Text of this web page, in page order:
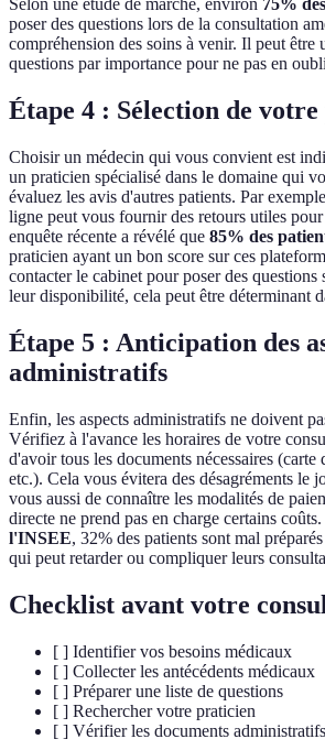
Selon une étude de marché, environ 75%
poser des questions lors de la consultation
compréhension des soins à venir. Il peut être
questions par importance pour ne pas en
Étape 4 : Sélection de
Choisir un médecin qui vous convient est
un praticien spécialisé dans le domaine qui
évaluez les avis d'autres patients. Par
ligne peut vous fournir des retours utiles
enquête récente a révélé que 85% des
praticien ayant un bon score sur ces
contacter le cabinet pour poser des questions
leur disponibilité, cela peut être déterminant
Étape 5 : Anticipation des
administratifs
Enfin, les aspects administratifs ne doivent
Vérifiez à l'avance les horaires de votre
d'avoir tous les documents nécessaires
etc.). Cela vous évitera des désagréments le
vous aussi de connaître les modalités de
directe ne prend pas en charge certains
l'INSEE, 32% des patients sont mal
qui peut retarder ou compliquer leurs
Checklist avant votre
[ ] Identifier vos besoins médicaux
[ ] Collecter les antécédents médicaux
[ ] Préparer une liste de questions
[ ] Rechercher votre praticien
[ ] Vérifier les documents